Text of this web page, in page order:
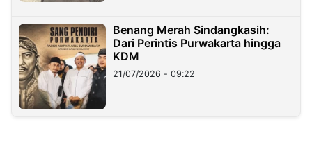
Benang Merah Sindangkasih:
Dari Perintis Purwakarta hingga
KDM
21/07/2026 - 09:22